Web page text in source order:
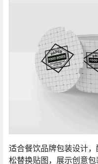
适合餐饮品牌包装设计
松替换贴图，展示创意包